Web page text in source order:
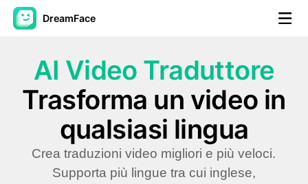
DreamFace
Strumenti AI
Video di Avatar
Video di AI
Foto
AI Video Traduttore
Trasforma un video in
qualsiasi lingua
Crea traduzioni video migliori e più veloci.
Supporta più lingue tra cui inglese,